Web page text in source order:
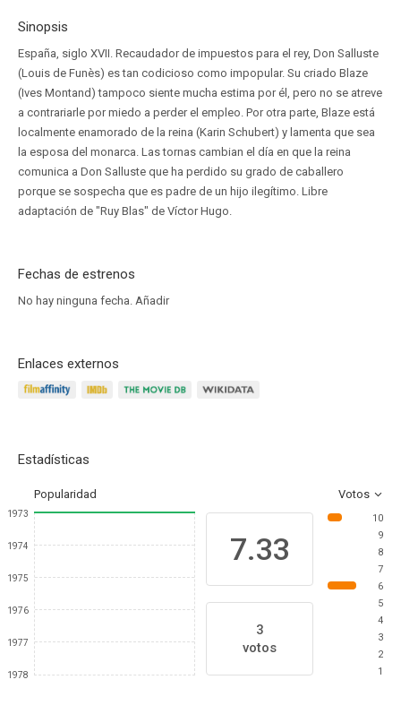
Sinopsis
España, siglo XVII. Recaudador de impuestos para el rey, Don Salluste
(Louis de Funès) es tan codicioso como impopular. Su criado Blaze
(Ives Montand) tampoco siente mucha estima por él, pero no se atreve
a contrariarle por miedo a perder el empleo. Por otra parte, Blaze está
localmente enamorado de la reina (Karin Schubert) y lamenta que sea
la esposa del monarca. Las tornas cambian el día en que la reina
comunica a Don Salluste que ha perdido su grado de caballero
porque se sospecha que es padre de un hijo ilegítimo. Libre
adaptación de "Ruy Blas" de Víctor Hugo.
Fechas de estrenos
No hay ninguna fecha. Añadir
Enlaces externos
Estadísticas
Popularidad Votos
1973
1974
1975
1976
1977
1978
7.33
3
votos
10
9
8
7
6
5
4
3
2
1